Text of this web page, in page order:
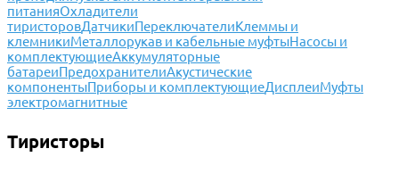
питанияОхладители
тиристоровДатчикиПереключателиКлеммы и
клемникиМеталлорукав и кабельные муфтыНасосы и
комплектующиеАккумуляторные
батареиПредохранителиАкустические
компонентыПриборы и комплектующиеДисплеиМуфты
электромагнитные
Тиристоры